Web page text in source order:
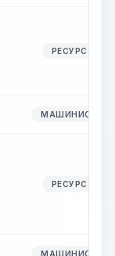
РЕСУРС
МАШИНИСТ
РЕСУРС
МАШИНИСТ